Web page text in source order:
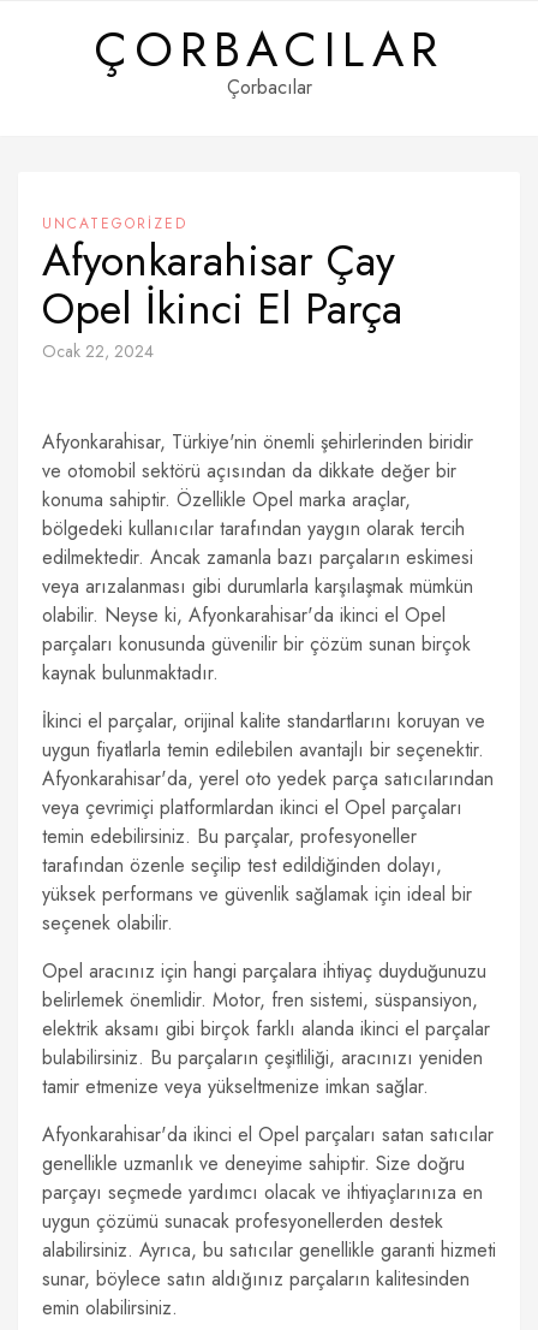
ÇORBACILAR
Çorbacılar
UNCATEGORIZED
Afyonkarahisar Çay
Opel İkinci El Parça
Ocak 22, 2024
Afyonkarahisar, Türkiye'nin önemli şehirlerinden biridir
ve otomobil sektörü açısından da dikkate değer bir
konuma sahiptir. Özellikle Opel marka araçlar,
bölgedeki kullanıcılar tarafından yaygın olarak tercih
edilmektedir. Ancak zamanla bazı parçaların eskimesi
veya arızalanması gibi durumlarla karşılaşmak mümkün
olabilir. Neyse ki, Afyonkarahisar'da ikinci el Opel
parçaları konusunda güvenilir bir çözüm sunan birçok
kaynak bulunmaktadır.
İkinci el parçalar, orijinal kalite standartlarını koruyan ve
uygun fiyatlarla temin edilebilen avantajlı bir seçenektir.
Afyonkarahisar'da, yerel oto yedek parça satıcılarından
veya çevrimiçi platformlardan ikinci el Opel parçaları
temin edebilirsiniz. Bu parçalar, profesyoneller
tarafından özenle seçilip test edildiğinden dolayı,
yüksek performans ve güvenlik sağlamak için ideal bir
seçenek olabilir.
Opel aracınız için hangi parçalara ihtiyaç duyduğunuzu
belirlemek önemlidir. Motor, fren sistemi, süspansiyon,
elektrik aksamı gibi birçok farklı alanda ikinci el parçalar
bulabilirsiniz. Bu parçaların çeşitliliği, aracınızı yeniden
tamir etmenize veya yükseltmenize imkan sağlar.
Afyonkarahisar'da ikinci el Opel parçaları satan satıcılar
genellikle uzmanlık ve deneyime sahiptir. Size doğru
parçayı seçmede yardımcı olacak ve ihtiyaçlarınıza en
uygun çözümü sunacak profesyonellerden destek
alabilirsiniz. Ayrıca, bu satıcılar genellikle garanti hizmeti
sunar, böylece satın aldığınız parçaların kalitesinden
emin olabilirsiniz.